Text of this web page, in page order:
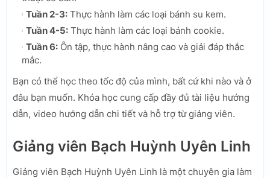
Tuần 2-3: Thực hành làm các loại bánh su kem.
Tuần 4-5: Thực hành làm các loại bánh cookie.
Tuần 6: Ôn tập, thực hành nâng cao và giải đáp thắc
mắc.
Bạn có thể học theo tốc độ của mình, bất cứ khi nào và ở
đâu bạn muốn. Khóa học cung cấp đầy đủ tài liệu hướng
dẫn, video hướng dẫn chi tiết và hỗ trợ từ giảng viên.
Giảng viên Bạch Huỳnh Uyên Linh
Giảng viên Bạch Huỳnh Uyên Linh là một chuyên gia làm